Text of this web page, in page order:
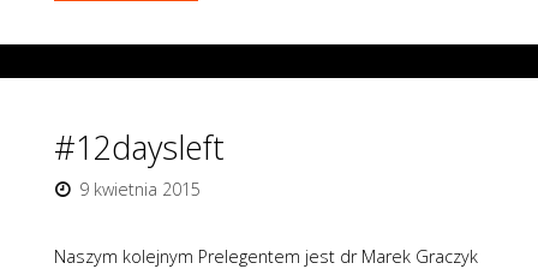
#12daysleft
9 kwietnia 2015
Naszym kolejnym Prelegentem jest dr Marek Graczyk